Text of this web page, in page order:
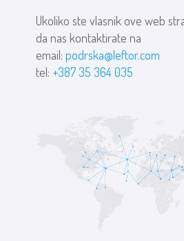
Ukoliko ste vlasnik ove web
da nas kontaktirate na
email:podrska@leftor.com
tel: +387 35 364 035